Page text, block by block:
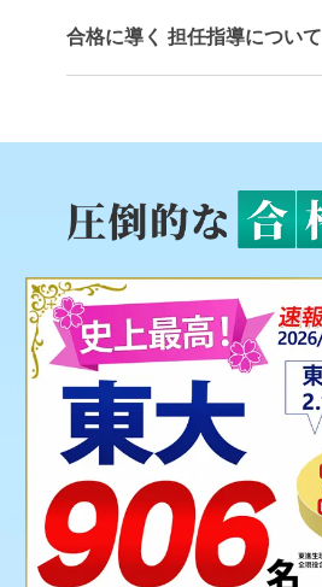
合格に導く 担任指導について